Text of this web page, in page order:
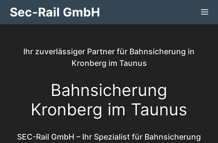
Zum
InhaltSec-Rail GmbH
Ihr zuverlässiger Partner für Bahnsicherung in
Kronberg im Taunus
Bahnsicherung
Kronberg im Taunus
SEC-Rail GmbH – Ihr Spezialist für Bahnsicherung